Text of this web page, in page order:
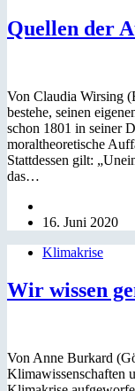
Quellen der
Von Claudia Wirsing
bestehe, seinen
schon 1801 in seiner
moraltheoretische
Stattdessen gilt:
das…
16. Juni 2020
Klimakrise
Wir wissen
Von Anne Burkard
Klimawissenschaften